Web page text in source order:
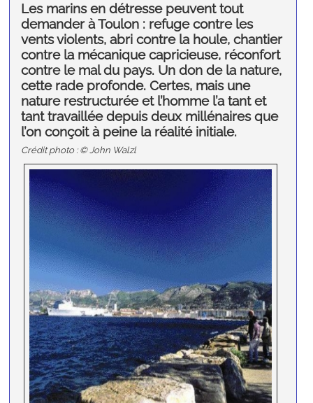
Les marins en détresse peuvent tout
demander à Toulon : refuge contre les
vents violents, abri contre la houle, chantier
contre la mécanique capricieuse, réconfort
contre le mal du pays. Un don de la nature,
cette rade profonde. Certes, mais une
nature restructurée et l’homme l’a tant et
tant travaillée depuis deux millénaires que
l’on conçoit à peine la réalité initiale.
Crédit photo : © John Walzl